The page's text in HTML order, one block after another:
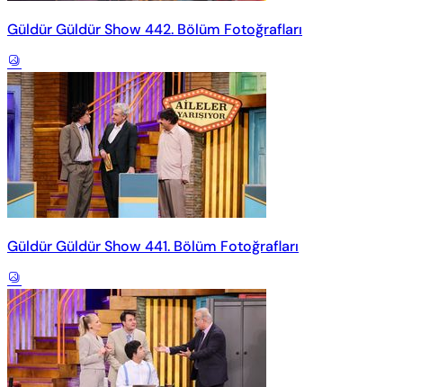
Güldür Güldür Show 442. Bölüm Fotoğrafları
Güldür Güldür Show 441. Bölüm Fotoğrafları